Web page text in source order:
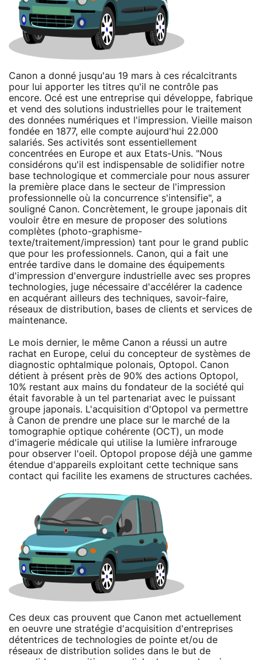
Canon a donné jusqu'au 19 mars à ces récalcitrants
pour lui apporter les titres qu'il ne contrôle pas
encore. Océ est une entreprise qui développe, fabrique
et vend des solutions industrielles pour le traitement
des données numériques et l'impression. Vieille maison
fondée en 1877, elle compte aujourd'hui 22.000
salariés. Ses activités sont essentiellement
concentrées en Europe et aux Etats-Unis. "Nous
considérons qu'il est indispensable de solidifier notre
base technologique et commerciale pour nous assurer
la première place dans le secteur de l'impression
professionnelle où la concurrence s'intensifie", a
souligné Canon. Concrètement, le groupe japonais dit
vouloir être en mesure de proposer des solutions
complètes (photo-graphisme-
texte/traitement/impression) tant pour le grand public
que pour les professionnels. Canon, qui a fait une
entrée tardive dans le domaine des équipements
d'impression d'envergure industrielle avec ses propres
technologies, juge nécessaire d'accélérer la cadence
en acquérant ailleurs des techniques, savoir-faire,
réseaux de distribution, bases de clients et services de
maintenance.
Le mois dernier, le même Canon a réussi un autre
rachat en Europe, celui du concepteur de systèmes de
diagnostic ophtalmique polonais, Optopol. Canon
détient à présent près de 90% des actions Optopol,
10% restant aux mains du fondateur de la société qui
était favorable à un tel partenariat avec le puissant
groupe japonais. L'acquisition d'Optopol va permettre
à Canon de prendre une place sur le marché de la
tomographie optique cohérente (OCT), un mode
d'imagerie médicale qui utilise la lumière infrarouge
pour observer l'oeil. Optopol propose déjà une gamme
étendue d'appareils exploitant cette technique sans
contact qui facilite les examens de structures cachées.
Ces deux cas prouvent que Canon met actuellement
en oeuvre une stratégie d'acquisition d'entreprises
détentrices de technologies de pointe et/ou de
réseaux de distribution solides dans le but de